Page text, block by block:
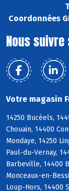
Coordonnées
Nous
Votre magasin
14250 Bucéels,
Chouain, 14400
Mondaye, 14250
Paul-du-Vernay,
Barbeville, 14400
Monceaux-en-
Loup-Hors, 14400